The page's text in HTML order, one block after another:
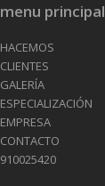
menu principal
HACEMOS
CLIENTES
GALERÍA
ESPECIALIZACIÓN
EMPRESA
CONTACTO
910025420